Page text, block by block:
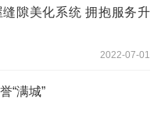
隙美化系统 拥抱服务升
2022-07-01
“满城”